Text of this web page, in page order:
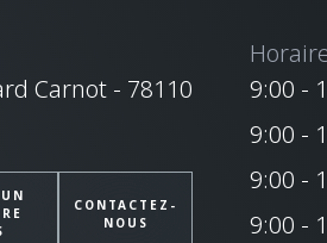
Carnot - 78110
CONTACTEZ-
NOUS
9:00 -
9:00 -
9:00 -
9:00 -